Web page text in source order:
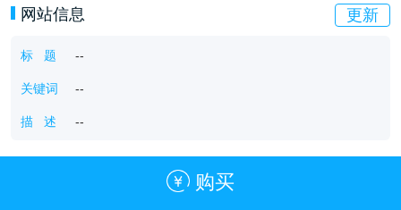
网站信息 更新
标 题 --
关键词 --
描 述 --
购买